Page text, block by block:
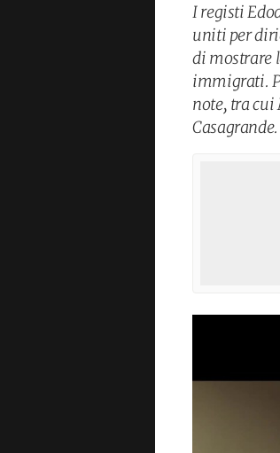
I registi
uniti per
di mostrare
immigrati.
note, tra
Casagrande.